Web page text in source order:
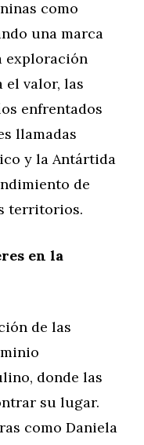
como
una marca
exploración
el valor, las
enfrentados
llamadas
y la Antártida
de
territorios.
en la
de las
donde las
su lugar.
como Daniela